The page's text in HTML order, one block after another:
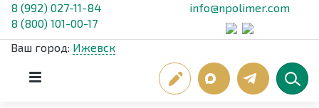
8 (992) 027-11-84
8 (800) 101-00-17
info@npolimer.com
Ваш город: Ижевск